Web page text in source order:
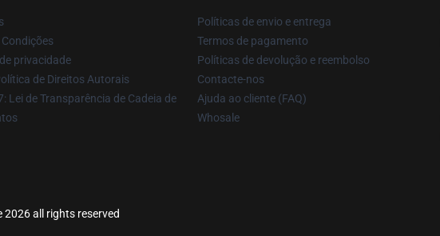
privacidade
de Direitos Autorais
Lei de Transparência de Cadeia de
Políticas de envio e entrega
Termos de pagamento
Políticas de devolução e reembolso
Contacte-nos
Ajuda ao cliente (FAQ)
Whosale
2026 all rights reserved